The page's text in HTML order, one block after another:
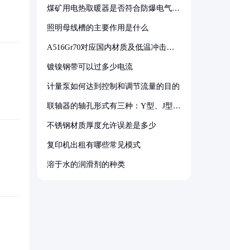
煤矿用电热取暖器是否符合防爆电气设
照明母线槽的主要作用是什么
A516Gr70对应国内材质及低温冲击要
镀镍钢带可以过多少电流
计量泵如何达到控制和调节流量的目的
联轴器的轴孔形式有三种：Y型、J型、
不锈钢材质厚度允许误差是多少
复印机出租有哪些常见模式
溶于水的润滑剂的种类